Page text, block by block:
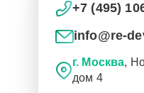
+7 (495)
info@re-
г. Москва,
дом 4